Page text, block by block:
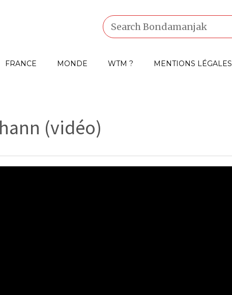
FRANCE MONDE WTM ? MENTIONS LÉGALES
(vidéo)